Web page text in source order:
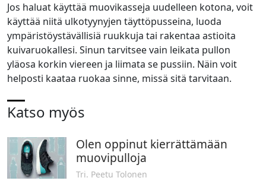
Jos haluat käyttää muovikasseja uudelleen kotona, voit
käyttää niitä ulkotyynyjen täyttöpusseina, luoda
ympäristöystävällisiä ruukkuja tai rakentaa astioita
kuivaruokallesi. Sinun tarvitsee vain leikata pullon
yläosa korkin viereen ja liimata se pussiin. Näin voit
helposti kaataa ruokaa sinne, missä sitä tarvitaan.
Katso myös
Olen oppinut kierrättämään
muovipulloja
Tri. Peetu Tolonen